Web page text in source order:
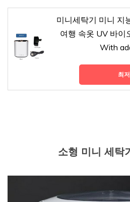
미니세탁기 미니 지
여행 속옷 UV 바이
With
최
소형 미니 세탁